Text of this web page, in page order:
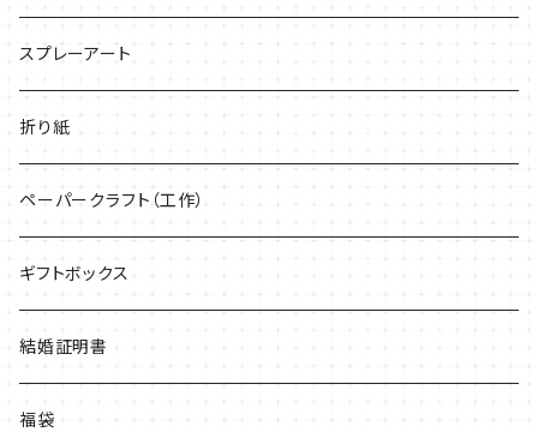
キラキラ
スプレーアート
折り紙
ペーパークラフト（工作）
ギフトボックス
結婚証明書
福袋